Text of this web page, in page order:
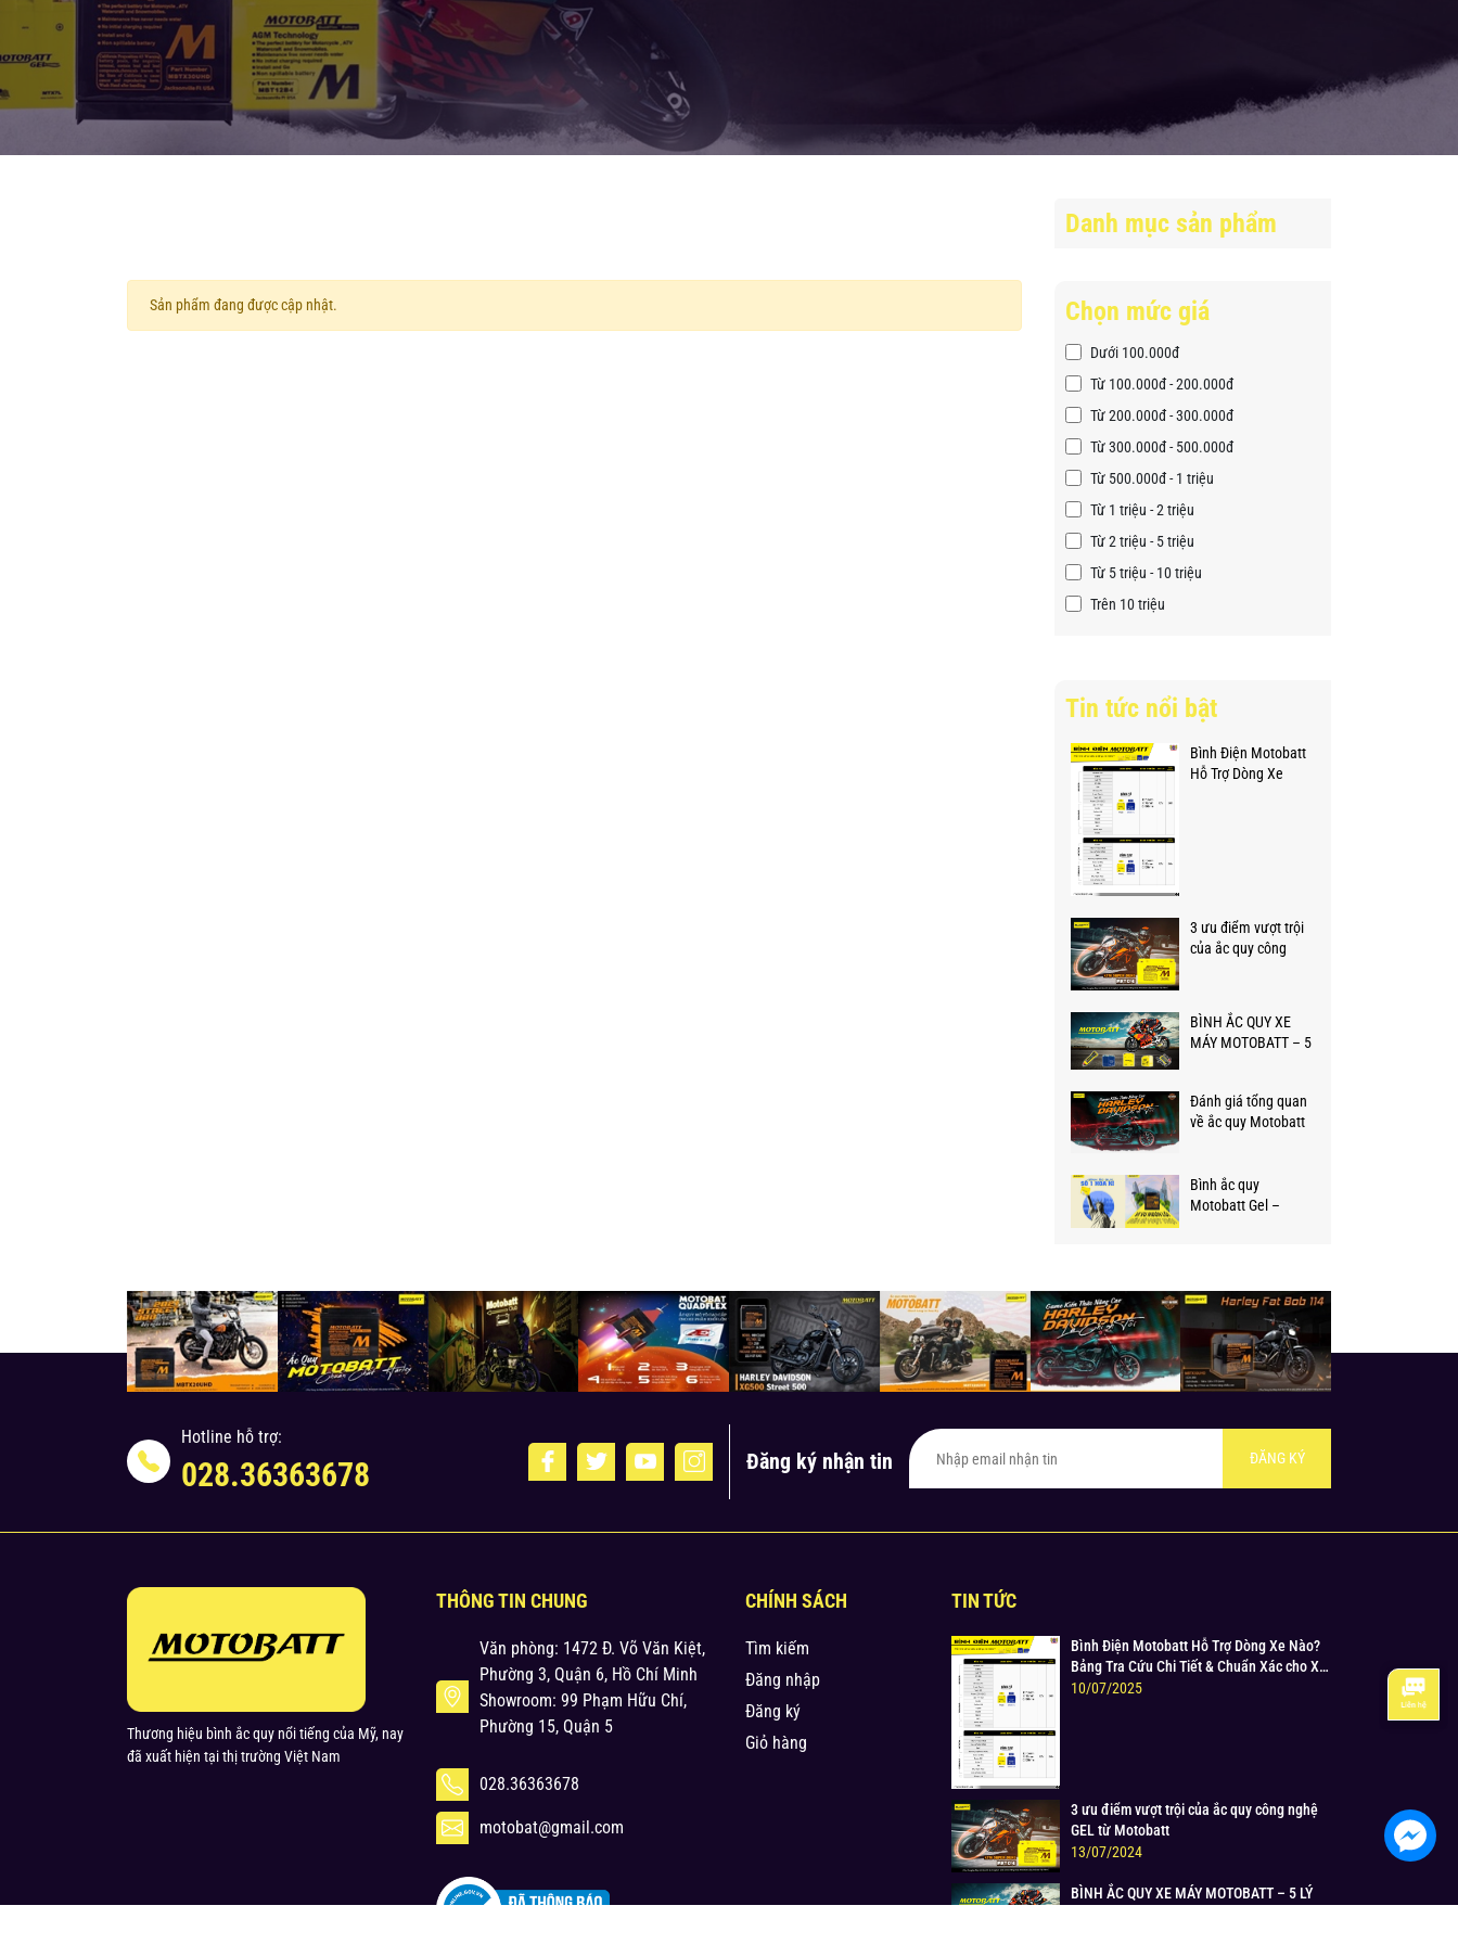
Sản phẩm đang được cập nhật.
Danh mục sản phẩm
Chọn mức giá
Dưới 100.000đ
Từ 100.000đ - 200.000đ
Từ 200.000đ - 300.000đ
Từ 300.000đ - 500.000đ
Từ 500.000đ - 1 triệu
Từ 1 triệu - 2 triệu
Từ 2 triệu - 5 triệu
Từ 5 triệu - 10 triệu
Trên 10 triệu
Tin tức nổi bật
Bình Điện Motobatt
Hỗ Trợ Dòng Xe
3 ưu điểm vượt trội
của ắc quy công
BÌNH ẮC QUY XE
MÁY MOTOBATT – 5
MOTOBATT ?
Đánh giá tổng quan
về ắc quy Motobatt
Bình ắc quy
Motobatt Gel –
Hotline hỗ trợ:
028.36363678 Đăng ký nhận tin ĐĂNG KÝ
Thương hiệu bình ắc quy nổi tiếng của Mỹ, nay
đã xuất hiện tại thị trường Việt Nam
THÔNG TIN CHUNG
Văn phòng: 1472 Đ. Võ Văn Kiệt,
Phường 3, Quận 6, Hồ Chí Minh
Showroom: 99 Phạm Hữu Chí,
Phường 15, Quận 5
028.36363678
motobat@gmail.com
CHÍNH SÁCH
Tìm kiếm
Đăng nhập
Đăng ký
Giỏ hàng
TIN TỨC
Bình Điện Motobatt Hỗ Trợ Dòng Xe Nào?
Bảng Tra Cứu Chi Tiết & Chuẩn Xác cho Xe
Máy Honda, Yamaha, Suzuki và Hơn thế
10/07/2025
3 ưu điểm vượt trội của ắc quy công nghệ
GEL từ Motobatt
13/07/2024
BÌNH ẮC QUY XE MÁY MOTOBATT – 5 LÝ